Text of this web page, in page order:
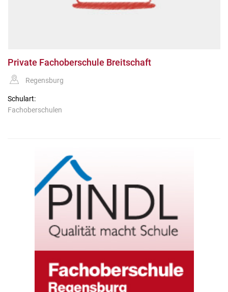
Private Fachoberschule Breitschaft
Regensburg
Schulart:
Fachoberschulen